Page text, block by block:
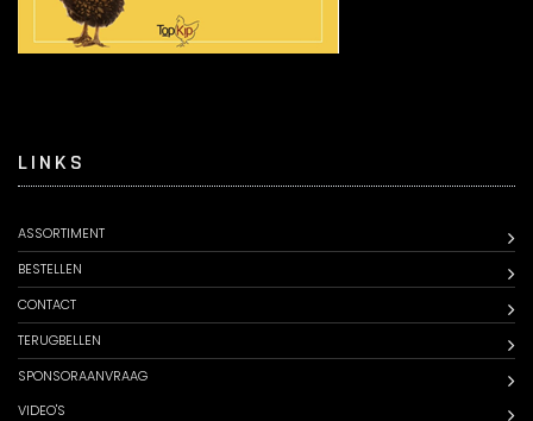
LINKS
ASSORTIMENT
BESTELLEN
CONTACT
TERUGBELLEN
SPONSORAANVRAAG
VIDEO'S